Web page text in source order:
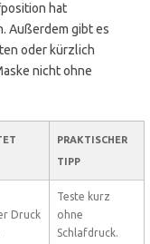
hat
Außerdem gibt es
oder kürzlich
nicht ohne
PRAKTISCHER
TIPP
Druck
Teste kurz
ohne
Schlafdruck.